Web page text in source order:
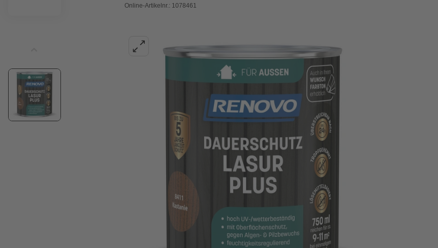
Online-Artikelnr.: 1078461